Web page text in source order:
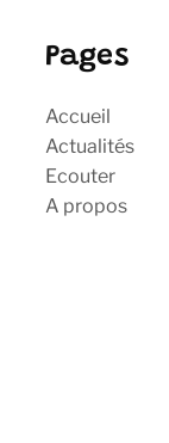
Pages
Accueil
Actualités
Ecouter
A propos